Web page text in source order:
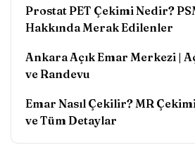
Prostat PET Çekimi Nedir?
Hakkında Merak Edilenler
Ankara Açık Emar Merkezi |
ve Randevu
Emar Nasıl Çekilir? MR
ve Tüm Detaylar